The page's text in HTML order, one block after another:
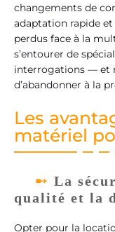
changements de
adaptation rapide
perdus face à la
s’entourer de
interrogations — et
d’abandonner à la
Les
matériel
La
qualité et la
Opter pour la